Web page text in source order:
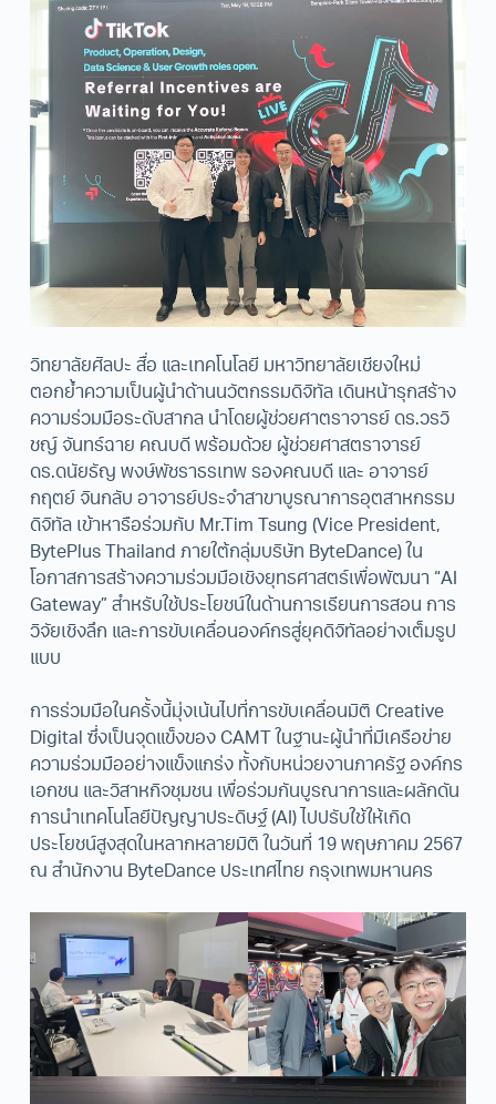
วิทยาลัยศิลปะ สื่อ และเทคโนโลยี มหาวิทยาลัยเชียงใหม่
ตอกย้ำความเป็นผู้นำด้านนวัตกรรมดิจิทัล เดินหน้ารุกสร้าง
ความร่วมมือระดับสากล นำโดยผู้ช่วยศาตราจารย์ ดร.วรวิ
ชญ์ จันทร์ฉาย คณบดี พร้อมด้วย ผู้ช่วยศาสตราจารย์
ดร.ดนัยธัญ พงษ์พัชราธรเทพ รองคณบดี และ อาจารย์
กฤตย์ จินกลับ อาจารย์ประจำสาขาบูรณาการอุตสาหกรรม
ดิจิทัล เข้าหารือร่วมกับ Mr.Tim Tsung (Vice President,
BytePlus Thailand ภายใต้กลุ่มบริษัท ByteDance) ใน
โอกาสการสร้างความร่วมมือเชิงยุทธศาสตร์เพื่อพัฒนา “AI
Gateway” สำหรับใช้ประโยชน์ในด้านการเรียนการสอน การ
วิจัยเชิงลึก และการขับเคลื่อนองค์กรสู่ยุคดิจิทัลอย่างเต็มรูป
แบบ
การร่วมมือในครั้งนี้มุ่งเน้นไปที่การขับเคลื่อนมิติ Creative
Digital ซึ่งเป็นจุดแข็งของ CAMT ในฐานะผู้นำที่มีเครือข่าย
ความร่วมมืออย่างแข็งแกร่ง ทั้งกับหน่วยงานภาครัฐ องค์กร
เอกชน และวิสาหกิจชุมชน เพื่อร่วมกันบูรณาการและผลักดัน
การนำเทคโนโลยีปัญญาประดิษฐ์ (AI) ไปปรับใช้ให้เกิด
ประโยชน์สูงสุดในหลากหลายมิติ ในวันที่ 19 พฤษภาคม 2567
ณ สำนักงาน ByteDance ประเทศไทย กรุงเทพมหานคร